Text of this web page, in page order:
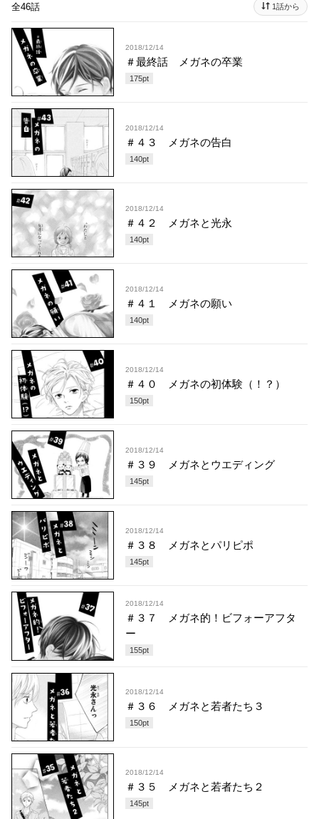
全46話 1話から
2018/12/14
＃最終話 メガネの卒業
175pt
2018/12/14
＃４３ メガネの告白
140pt
2018/12/14
＃４２ メガネと光永
140pt
2018/12/14
＃４１ メガネの願い
140pt
2018/12/14
＃４０ メガネの初体験（！？）
150pt
2018/12/14
＃３９ メガネとウエディング
145pt
2018/12/14
＃３８ メガネとパリピポ
145pt
2018/12/14
＃３７ メガネ的！ビフォーアフタ
ー
155pt
2018/12/14
＃３６ メガネと若者たち３
150pt
2018/12/14
＃３５ メガネと若者たち２
145pt